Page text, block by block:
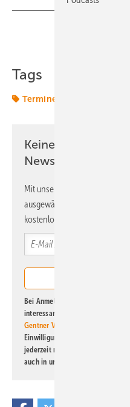
Tags
Termine & Veranstaltungen
Keine Zeit? Kein
Newsletter!
Mit unserem Newsletter
ausgewählte Informationen
kostenlos direkt ins Postfach.
Bei Anmeldung zu diesem
interessante Verlags- und Online-
Gentner Verlag GmbH & Co. KG
Einwilligung kann ich jederzeit
jederzeit möglich. Informationen
auch in unserer